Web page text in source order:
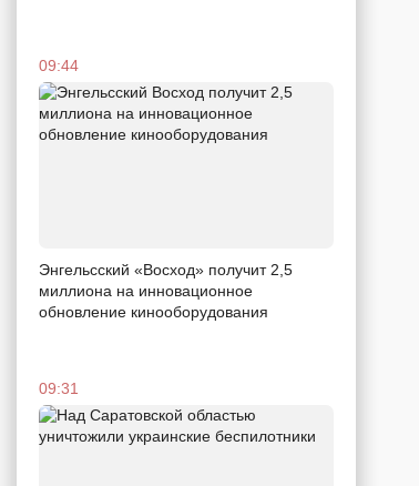
09:44
Энгельсский «Восход» получит 2,5
миллиона на инновационное
обновление кинооборудования
09:31